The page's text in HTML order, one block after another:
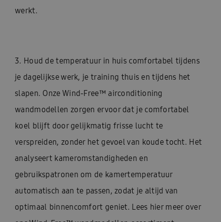
werkt.
3. Houd de temperatuur in huis comfortabel tijdens
je dagelijkse werk, je training thuis en tijdens het
slapen. Onze Wind-Free™ airconditioning
wandmodellen zorgen ervoor dat je comfortabel
koel blijft door gelijkmatig frisse lucht te
verspreiden, zonder het gevoel van koude tocht. Het
analyseert kameromstandigheden en
gebruikspatronen om de kamertemperatuur
automatisch aan te passen, zodat je altijd van
optimaal binnencomfort geniet. Lees hier meer over